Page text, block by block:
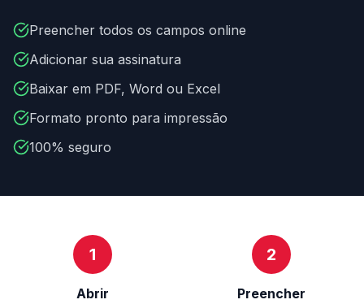
Preencher todos os campos online
Adicionar sua assinatura
Baixar em PDF, Word ou Excel
Formato pronto para impressão
100% seguro
1
Abrir
2
Preencher